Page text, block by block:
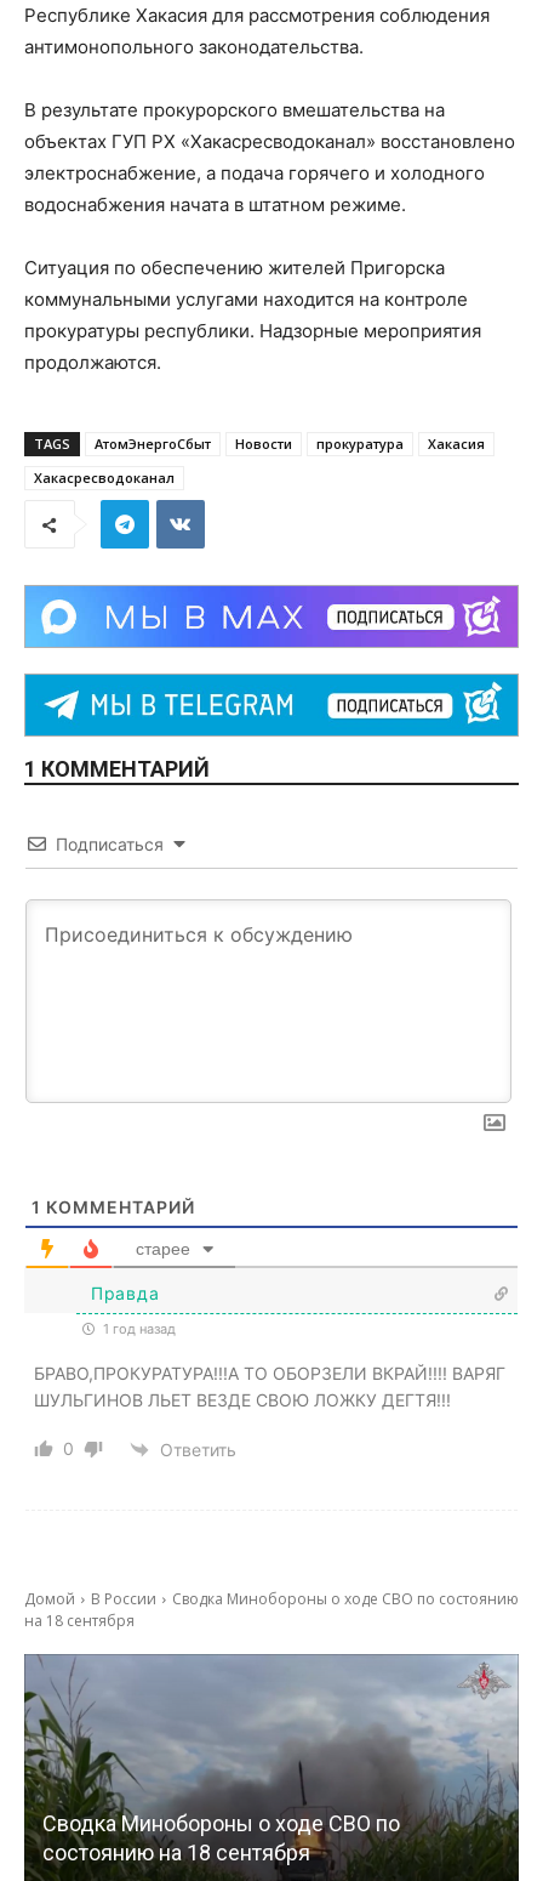
Республике Хакасия для рассмотрения соблюдения
антимонопольного законодательства.
В результате прокурорского вмешательства на
объектах ГУП РХ «Хакасресводоканал» восстановлено
электроснабжение, а подача горячего и холодного
водоснабжения начата в штатном режиме.
Ситуация по обеспечению жителей Пригорска
коммунальными услугами находится на контроле
прокуратуры республики. Надзорные мероприятия
продолжаются.
TAGS АтомЭнергоСбыт Новости прокуратура
Хакасия
Хакасресводоканал
1 КОММЕНТАРИЙ
Подписаться
1 КОММЕНТАРИЙ
старее
Правда
1 год назад
БРАВО,ПРОКУРАТУРА!!!А ТО ОБОРЗЕЛИ ВКРАЙ!!!! ВАРЯГ
ШУЛЬГИНОВ ЛЬЕТ ВЕЗДЕ СВОЮ ЛОЖКУ ДЕГТЯ!!!
0 Ответить